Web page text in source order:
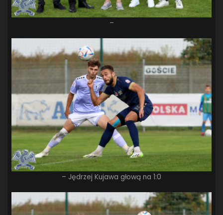
–
– Jędrzej Kujawa głową na 1:0